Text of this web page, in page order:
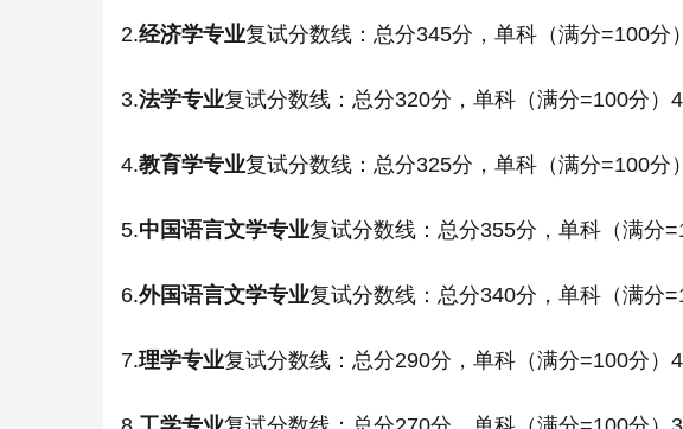
2.经济学专业复试分数线：总分345分，单科（满分=100分
3.法学专业复试分数线：总分320分，单科（满分=100分）
4.教育学专业复试分数线：总分325分，单科（满分=100分
5.中国语言文学专业复试分数线：总分355分，单科（满分
6.外国语言文学专业复试分数线：总分340分，单科（满分
7.理学专业复试分数线：总分290分，单科（满分=100分）